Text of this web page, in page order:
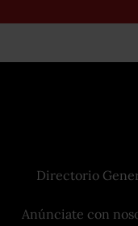
Directorio
Anúnciate con